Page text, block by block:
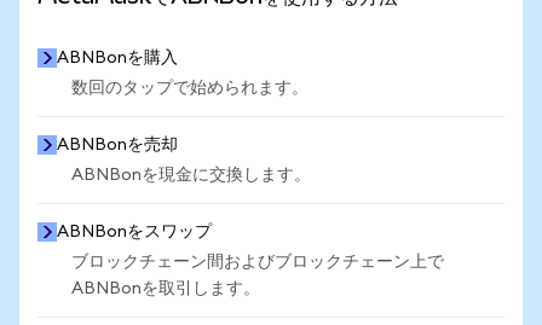
ABNBonを購入
数回のタップで始められます。
ABNBonを売却
ABNBonを現金に交換します。
ABNBonをスワップ
ブロックチェーン間およびブロックチェーン上で
ABNBonを取引します。